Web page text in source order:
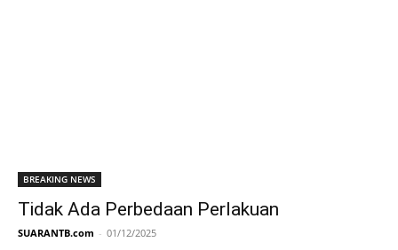
BREAKING NEWS
Tidak Ada Perbedaan Perlakuan
SUARANTB.com - 01/12/2025